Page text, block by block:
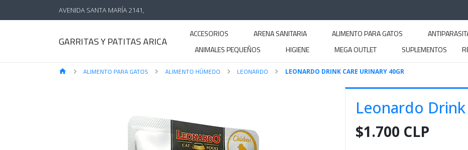
AVENIDA SANTA MARÍA 2141,
GARRITAS Y PATITAS ARICA
ACCESORIOS ARENA SANITARIA ALIMENTO PARA GATOS
ANIMALES PEQUEÑOS
HIGIENE MEGA OUTLET SUPLEMENTOS
ALIMENTO PARA GATOS ALIMENTO HÚMEDO LEONARDO LEONARDO DRINK CARE URINARY 40GR
Leonardo
$1.700 CLP